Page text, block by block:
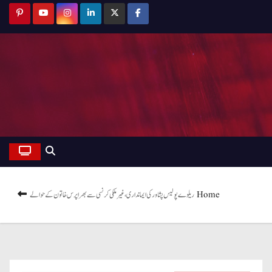
Homeریلوے پولیس پشاور کی ایمانداری، غیرملکی کرنسی سے بھرا پرس خاتون کے حوالے